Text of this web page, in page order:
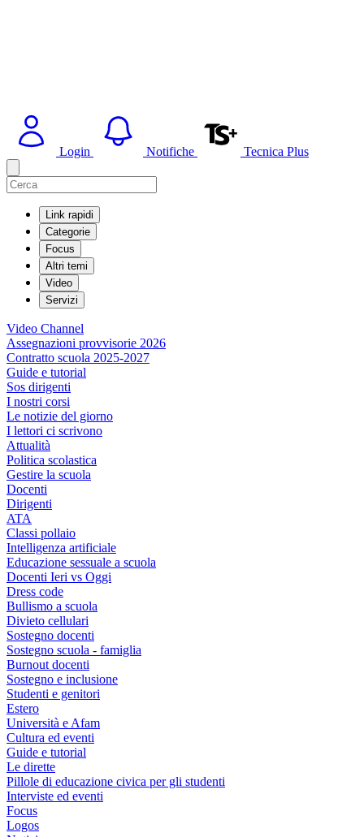
Login Notifiche Tecnica Plus
Link rapidi
Categorie
Focus
Altri temi
Video
Servizi
Video Channel
Assegnazioni provvisorie 2026
Contratto scuola 2025-2027
Guide e tutorial
Sos dirigenti
I nostri corsi
Le notizie del giorno
I lettori ci scrivono
Attualità
Politica scolastica
Gestire la scuola
Docenti
Dirigenti
ATA
Classi pollaio
Intelligenza artificiale
Educazione sessuale a scuola
Docenti Ieri vs Oggi
Dress code
Bullismo a scuola
Divieto cellulari
Sostegno docenti
Sostegno scuola - famiglia
Burnout docenti
Sostegno e inclusione
Studenti e genitori
Estero
Università e Afam
Cultura ed eventi
Guide e tutorial
Le dirette
Pillole di educazione civica per gli studenti
Interviste ed eventi
Focus
Logos